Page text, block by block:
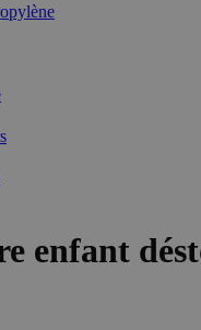
enfant